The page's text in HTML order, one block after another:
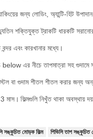
জন্য লোডিং, অ্যান্টি-হিট
শক্তিযুক্ত ট্রাকটি ধারকটি
এবং কারখানার মধ্যে।
এর নীচে তাপমাত্রা সহ গুদামে
বা গুদাম শীতল শীতল করার জন্য
মাস। ফিল্মগুলি নিখুঁত থাকা অবস্থায়
সঙ্কুচিত মোড়ক ফিল্ম পিভিসি তাপ সঙ্কুচিত